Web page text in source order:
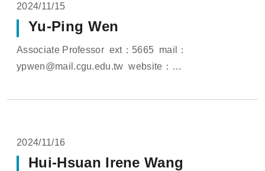
2024/11/15
Yu-Ping Wen
Associate Professor ext：5665 mail：
ypwen@mail.cgu.edu.tw website：
website：https://pure.lib.cgu.edu.tw...
2024/11/16
Hui-Hsuan Irene Wang